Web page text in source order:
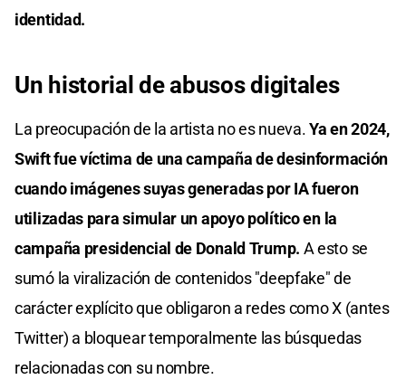
identidad.
Un historial de abusos digitales
La preocupación de la artista no es nueva.Ya en 2024,
Swift fue víctima de una campaña de desinformación
cuando imágenes suyas generadas por IA fueron
utilizadas para simular un apoyo político en la
campaña presidencial de Donald Trump. A esto se
sumó la viralización de contenidos "deepfake" de
carácter explícito que obligaron a redes como X (antes
Twitter) a bloquear temporalmente las búsquedas
relacionadas con su nombre.